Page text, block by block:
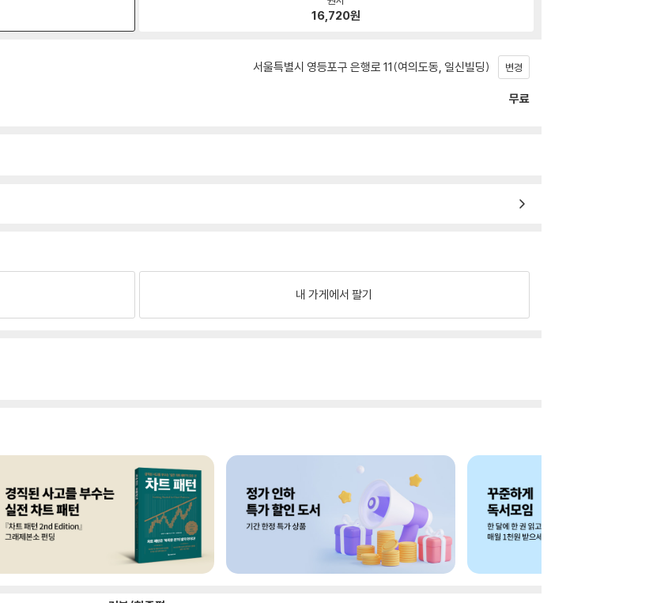
16,720원
서울특별시 영등포구 은행로 11(여의도동, 일신빌딩) 변경
무료
내 가게에서 팔기